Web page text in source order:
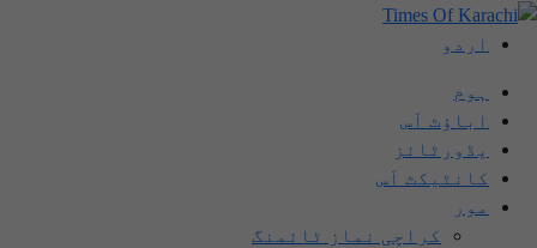
اردو
ہوم
اباؤٹ اَس
یڈورٹائز
کانٹیکٹ اَس
مور
کراچی نماز ٹائمنگ